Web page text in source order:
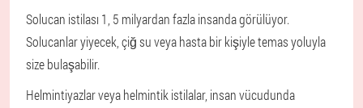
Solucan istilası 1, 5 milyardan fazla insanda görülüyor.
Solucanlar yiyecek, çiğ su veya hasta bir kişiyle temas yoluyla
size bulaşabilir.
Helmintiyazlar veya helmintik istilalar, insan vücudunda